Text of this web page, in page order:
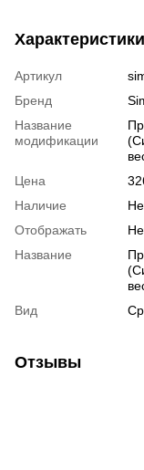
Характеристики
Артикул
Бренд
Название
модификации
Цена
Наличие
Отображать
Название
Вид
Отзывы